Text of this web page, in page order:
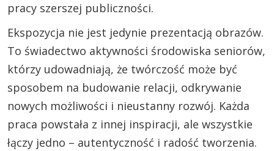
pracy szerszej publiczności.
Ekspozycja nie jest jedynie prezentacją obrazów.
To świadectwo aktywności środowiska seniorów,
którzy udowadniają, że twórczość może być
sposobem na budowanie relacji, odkrywanie
nowych możliwości i nieustanny rozwój. Każda
praca powstała z innej inspiracji, ale wszystkie
łączy jedno – autentyczność i radość tworzenia.